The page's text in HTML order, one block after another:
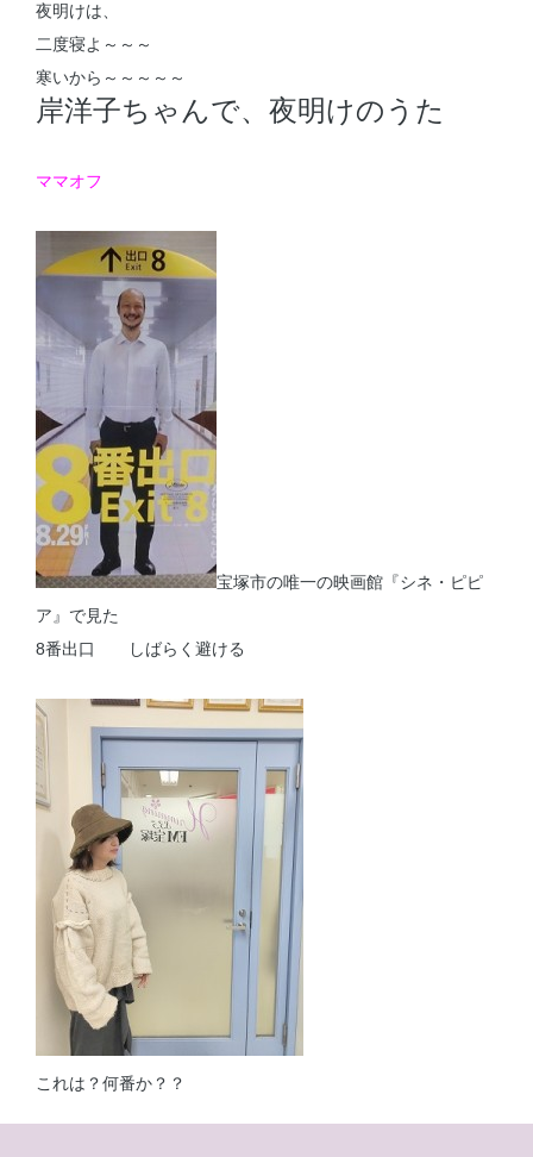
夜明けは、
二度寝よ～～～
寒いから～～～～～
岸洋子ちゃんで、夜明けのうた
ママオフ
宝塚市の唯一の映画館『シネ・ピピ
ア』で見た
8番出口 しばらく避ける
これは？何番か？？